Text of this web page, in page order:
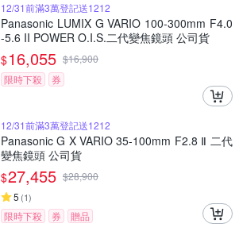
12/31前滿3萬登記送1212
Panasonic LUMIX G VARIO 100-300mm F4.0
-5.6 II POWER O.I.S.二代變焦鏡頭 公司貨
$16,055 $16,900
限時下殺
券
12/31前滿3萬登記送1212
Panasonic G X VARIO 35-100mm F2.8 Ⅱ 二代
變焦鏡頭 公司貨
$27,455 $28,900
5 (1)
限時下殺 券 贈品